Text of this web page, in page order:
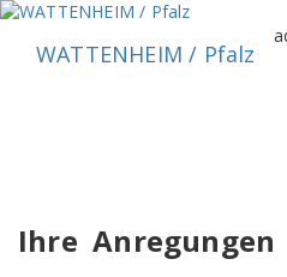
Zum
springenWATTENHEIM / Pfalz
Ihre Anregungen